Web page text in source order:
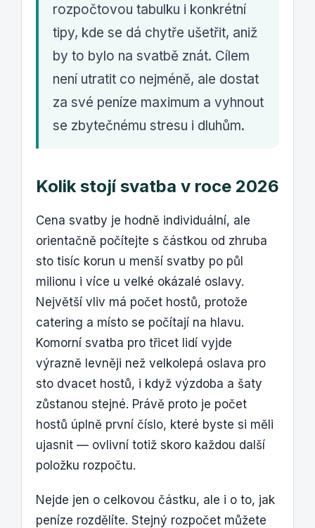
rozpočtovou tabulku i konkrétní
tipy, kde se dá chytře ušetřit, aniž
by to bylo na svatbě znát. Cílem
není utratit co nejméně, ale dostat
za své peníze maximum a vyhnout
se zbytečnému stresu i dluhům.
Kolik stojí svatba v roce 2026
Cena svatby je hodně individuální, ale
orientačně počítejte s částkou od zhruba
sto tisíc korun u menší svatby po půl
milionu i více u velké okázalé oslavy.
Největší vliv má počet hostů, protože
catering a místo se počítají na hlavu.
Komorní svatba pro třicet lidí vyjde
výrazně levněji než velkolepá oslava pro
sto dvacet hostů, i když výzdoba a šaty
zůstanou stejné. Právě proto je počet
hostů úplně první číslo, které byste si měli
ujasnit — ovlivní totiž skoro každou další
položku rozpočtu.
Nejde jen o celkovou částku, ale i o to, jak
peníze rozdělíte. Stejný rozpočet můžete